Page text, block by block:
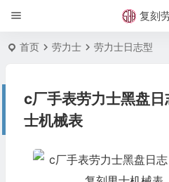
复刻
首页 劳力士 劳力士日志型
c厂手表劳力士黑盘
士机械表